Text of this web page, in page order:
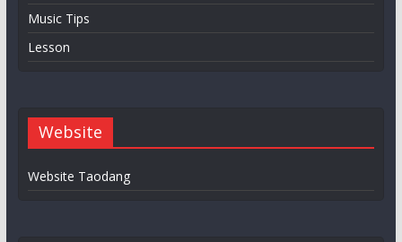
Music Tips
Lesson
Website
Website Taodang